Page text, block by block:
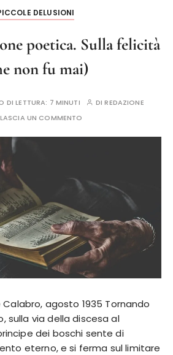
DELUSIONI
poetica. Sulla felicità
non fu mai)
DI LETTURA: 7 MINUTI DIREDAZIONE
LASCIA UN COMMENTO
agosto 1935 Tornando
sulla via della discesa al
dei boschi sente di
eterno, e si ferma sul limitare